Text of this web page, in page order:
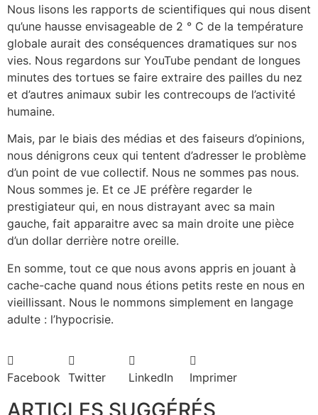
Nous lisons les rapports de scientifiques qui nous disent
qu’une hausse envisageable de 2 ° C de la température
globale aurait des conséquences dramatiques sur nos
vies. Nous regardons sur YouTube pendant de longues
minutes des tortues se faire extraire des pailles du nez
et d’autres animaux subir les contrecoups de l’activité
humaine.
Mais, par le biais des médias et des faiseurs d’opinions,
nous dénigrons ceux qui tentent d’adresser le problème
d’un point de vue collectif. Nous ne sommes pas nous.
Nous sommes je. Et ce JE préfère regarder le
prestigiateur qui, en nous distrayant avec sa main
gauche, fait apparaitre avec sa main droite une pièce
d’un dollar derrière notre oreille.
En somme, tout ce que nous avons appris en jouant à
cache-cache quand nous étions petits reste en nous en
vieillissant. Nous le nommons simplement en langage
adulte : l’hypocrisie.
Facebook Twitter LinkedIn Imprimer
ARTICLES SUGGÉRÉS